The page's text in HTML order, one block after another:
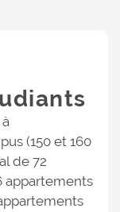
(150 et 160
de 72
appartements